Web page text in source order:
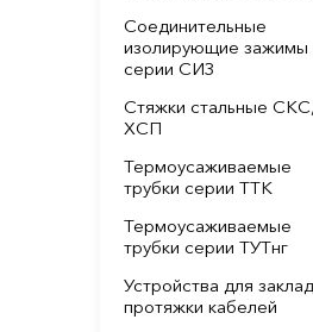
Соединительные
изолирующие зажимы
серии СИЗ
Стяжки стальные СКС,
ХСП
Термоусаживаемые
трубки серии ТТК
Термоусаживаемые
трубки серии ТУТнг
Устройства для
протяжки кабелей